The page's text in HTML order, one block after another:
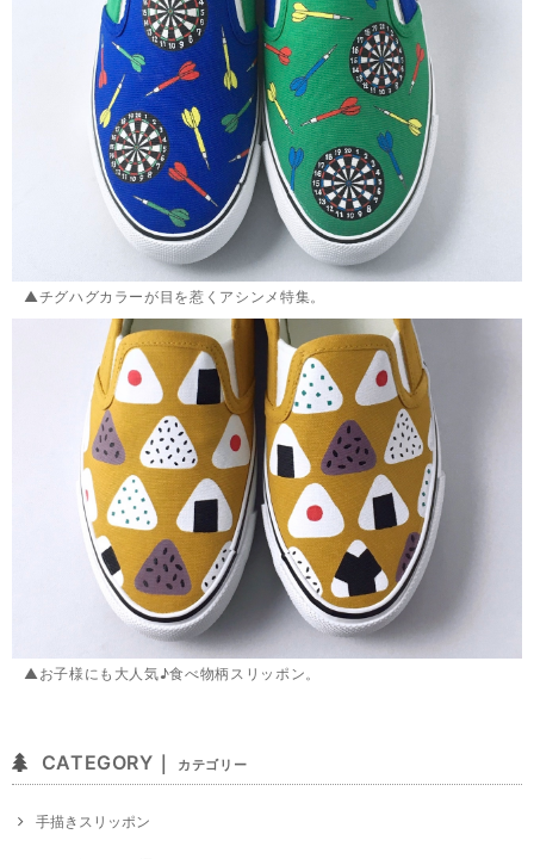
▲チグハグカラーが目を惹くアシンメ特集。
▲お子様にも大人気♪食べ物柄スリッポン。
CATEGORY｜ カテゴリー
手描きスリッポン